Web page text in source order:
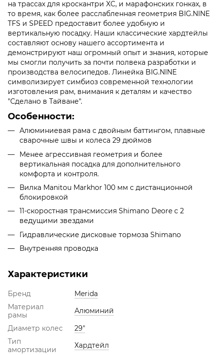
на трассах для кроскантри XC, и марафонских гонках, в
то время, как более расслабленная геометрия BIG.NINE
TFS и SPEED предоставит более удобную и
вертикальную посадку. Наши классические хардтейлы
составляют основу нашего ассортимента и
демонстрируют наш огромный опыт и знания, которые
мы смогли получить за почти полвека разработки и
производства велосипедов. Линейка BIG.NINE
символизирует симбиоз современной технологии
изготовления рам, внимания к деталям и качество
"Сделано в Тайване".
Особенности:
Алюминиевая рама с двойным баттингом, плавные
сварочные швы и колеса 29 дюймов
Менее агрессивная геометрия и более
вертикальная посадка для дополнительного
комфорта и контроля.
Вилка Manitou Markhor 100 мм с дистанционной
блокировкой
11-скоростная трансмиссия Shimano Deore с 2
ведущими звездами
Гидравлические дисковые тормоза Shimano
Внутренняя проводка
Характеристики
Бренд
Merida
Материал
рамы
Алюминий
Диаметр колес
29"
Тип
амортизации
Хардтейл